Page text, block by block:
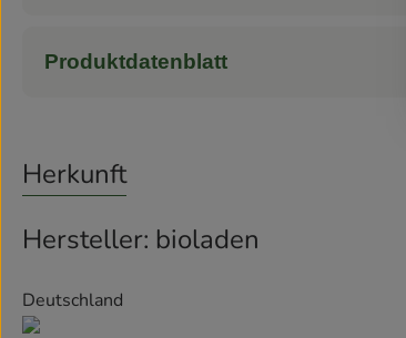
Produktdatenblatt
Herkunft
Hersteller: bioladen
Deutschland